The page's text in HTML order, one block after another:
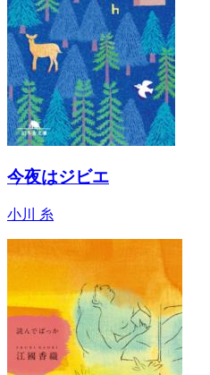
今夜はジビエ
小川 糸